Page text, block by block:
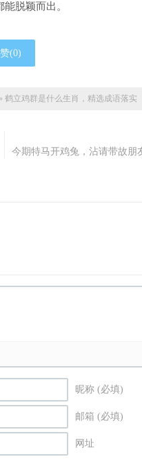
脱颖而出。
赞(0)
» 鹤立鸡群是什么生肖，精选成语落实
今期特马开鸡兔，沾请带故朋
昵称 (必填)
邮箱 (必填)
网址